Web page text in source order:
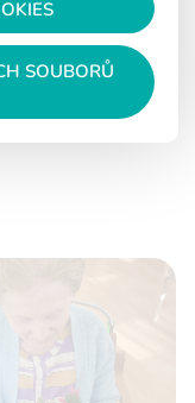
vánoční kvítí
SOUBORŮ